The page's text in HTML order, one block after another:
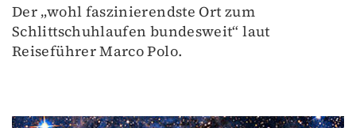
Der „wohl faszinierendste Ort zum
Schlittschuhlaufen bundesweit“ laut
Reiseführer Marco Polo.